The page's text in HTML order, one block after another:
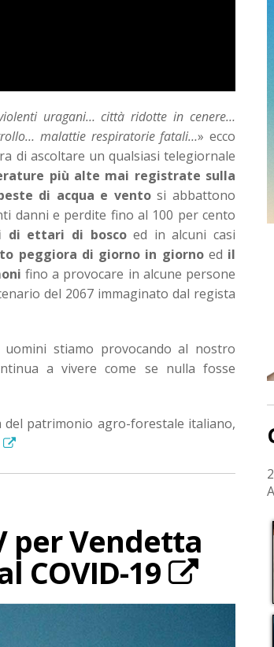
uragani… città ridotte in cenere…
malattie respiratorie fatali…» ecco
di ascoltare un qualsiasi telegiornale
più alte mai registrate sulla
di acqua e ventosi abbattono
danni e perdite fino al 100 per cento
di ettari di boscoed in alcuni casi
peggiora di giorno in giornoed il
fino a provocare in alcune persone
del 2067 immaginato dal regista
stiamo provocando al nostro
a vivere come se nulla fosse
del patrimonio agro-forestale italiano,
per Vendetta
COVID-19